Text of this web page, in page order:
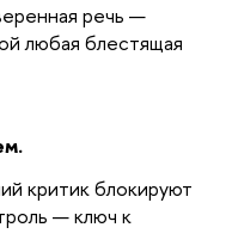
речь —
любая блестящая
критик блокируют
— ключ к